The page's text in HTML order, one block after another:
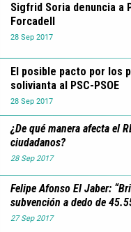
28 Sep 2017
Sigfrid Soria denuncia a
Forcadell
28 Sep 2017
El posible pacto por los
solivianta al PSC-PSOE
28 Sep 2017
¿De qué manera afecta el
ciudadanos?
27 Sep 2017
Felipe Afonso El Jaber:
subvención a dedo de